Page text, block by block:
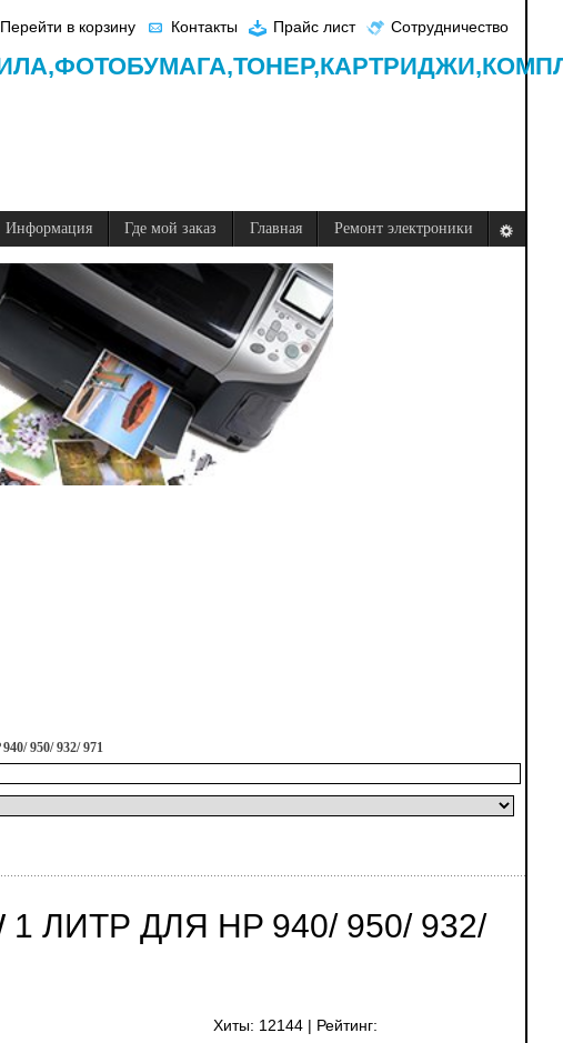
Перейти в корзину Контакты Прайс лист Сотрудничество
ФОТОБУМАГА,ТОНЕР,КАРТРИДЖИ,
Информация Где мой заказ Главная Ремонт электроники
950/ 932/ 971
ЛИТР ДЛЯ HP 940/ 950/ 932/
Хиты: 12144 Рейтинг: